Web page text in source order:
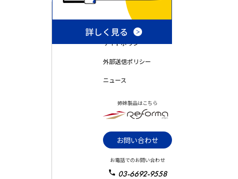
会社概要
サイトポリシー
外部送信ポリシー
ニュース
姉妹製品はこちら
お問い合わせ
お電話でのお問い合わせ
03-6692-9558